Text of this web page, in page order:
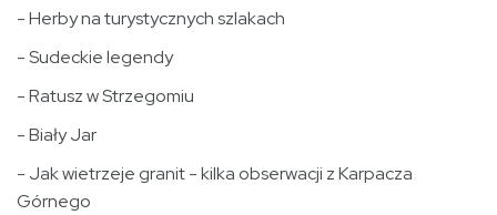
- Herby na turystycznych szlakach
- Sudeckie legendy
- Ratusz w Strzegomiu
- Biały Jar
- Jak wietrzeje granit - kilka obserwacji z Karpacza
Górnego